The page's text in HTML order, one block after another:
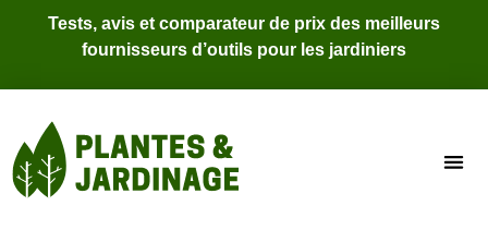
Tests, avis et comparateur de prix des meilleurs
fournisseurs d’outils pour les jardiniers